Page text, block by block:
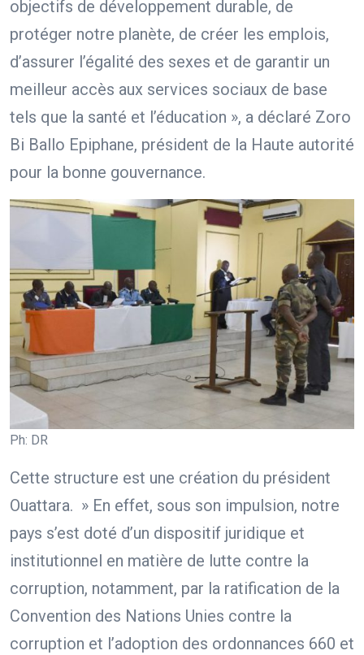
objectifs de développement durable, de
protéger notre planète, de créer les emplois,
d’assurer l’égalité des sexes et de garantir un
meilleur accès aux services sociaux de base
tels que la santé et l’éducation », a déclaré Zoro
Bi Ballo Epiphane, président de la Haute autorité
pour la bonne gouvernance.
Ph: DR
Cette structure est une création du président
Ouattara. » En effet, sous son impulsion, notre
pays s’est doté d’un dispositif juridique et
institutionnel en matière de lutte contre la
corruption, notamment, par la ratification de la
Convention des Nations Unies contre la
corruption et l’adoption des ordonnances 660 et